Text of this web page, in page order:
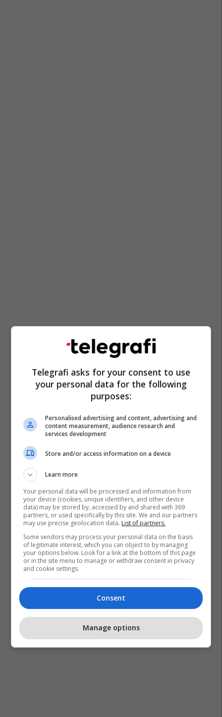
Ramadan Totaj Gjonaj Prizren
Telegrafi asks for your consent to use
your personal data for the following
purposes:
Personalised advertising and content, advertising and
content measurement, audience research and
services development
Store and/or access information on a device
Learn more
Your personal data will be processed and information from
your device (cookies, unique identifiers, and other device
data) may be stored by, accessed by and shared with 369
partners, or used specifically by this site. We and our partners
may use precise geolocation data. List of partners.
Some vendors may process your personal data on the basis
of legitimate interest, which you can object to by managing
your options below. Look for a link at the bottom of this page
or in the site menu to manage or withdraw consent in privacy
and cookie settings.
Consent
Manage options